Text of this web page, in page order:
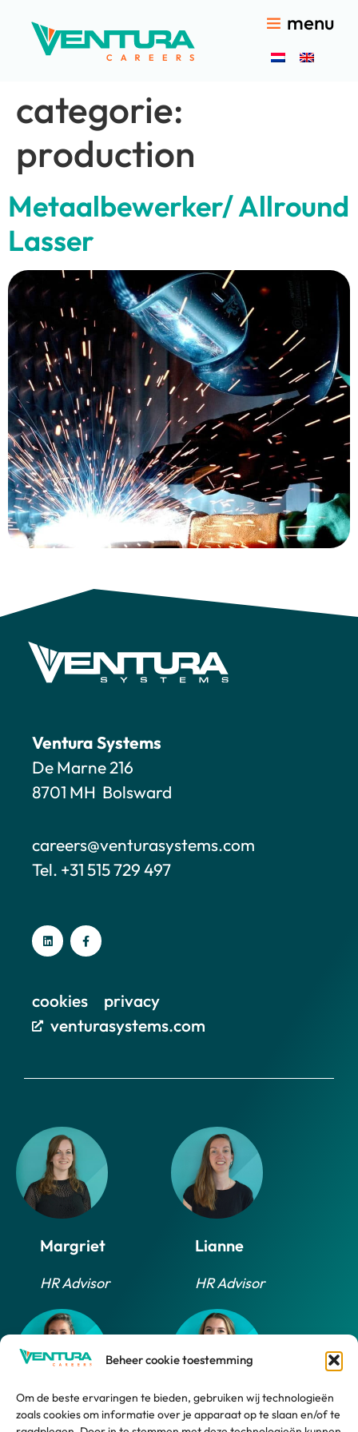
Beheer cookie toestemming
Om de beste ervaringen te bieden, gebruiken wij technologieën
zoals cookies om informatie over je apparaat op te slaan en/of te
menu
categorie:
production
Metaalbewerker/ Allround
Lasser
Ventura Systems
De Marne 216
8701 MH Bolsward
careers@venturasystems.com
Tel. +31 515 729 497
cookies
privacy
venturasystems.com
Margriet
HR Advisor
Lianne
HR Advisor
Daphne Marlijn